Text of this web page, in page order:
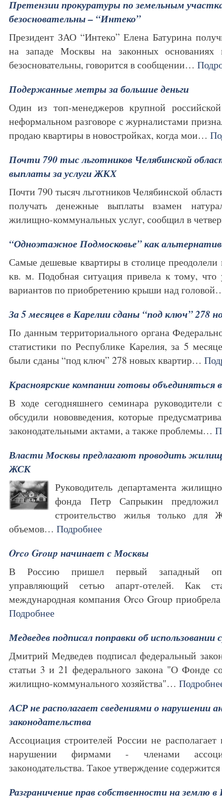
Претензии прокуратуры по земельным
безосновательны – “Интеко”
Президент ЗАО “Интеко” Елена Батурина
на западе Москвы на законных основаниях
безосновательны, говорится в сообщении…
Подержанные метры за большие деньги
Один из топ-менеджеров крупной
неформальном разговоре с журналистами
продаю квартиры в новостройках, когда мои…
Почти 790 тыс льготников Челябинской
выплаты за услуги ЖКХ
Почти 790 тысяч льготников Челябинской
получать денежные выплаты взамен
жилищно-коммунальных услуг, сообщил в
“Одноэтажное Подмосковье” как
Самые дешевые квартиры в столице
кв. м. Подобная ситуация привела к тому, что
вариантов по приобретению крыши над
За 5 месяцев в Карелии сданы “под ключ” 278
По данным территориального органа
статистики по Республике Карелия, за 5
были сданы “под ключ” 278 новых квартир…
Красноярские компании готовы объединяться
В ходе сегодняшнего семинара руководители
обсудили нововведения, которые
законодательными актами, а также проблемы…
Власти Москвы предлагают проводить
ЖСК
Руководитель департамента
фонда Петр Сапрыкин
строительство жилья только
объемов… Подробнее
Orco Group начинает с Москвы
В Россию пришел первый западный
управляющий сетью апарт-отелей. Как
международная компания Orco Group
Подробнее
Медведев подписал поправки об
Дмитрий Медведев подписал федеральный
статьи 3 и 21 федерального закона "О Фонде
жилищно-коммунального хозяйства"…
АСР не располагает сведениями о нарушении
законодательства
Ассоциация строителей России не
нарушении фирмами - членами
законодательства. Такое утверждение
Разграничение прав собственности на